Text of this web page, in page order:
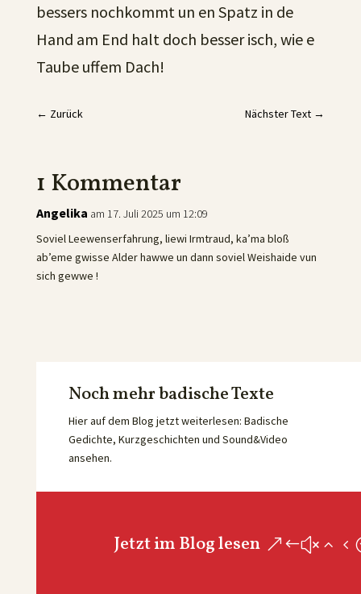
bessers nochkommt un en Spatz in de
Hand am End halt doch besser isch, wie e
Taube uffem Dach!
← Zurück Nächster Text →
1 Kommentar
Angelika am 17. Juli 2025 um 12:09
Soviel Leewenserfahrung, liewi Irmtraud, ka’ma bloß
ab’eme gwisse Alder hawwe un dann soviel Weishaide vun
sich gewwe !
Noch mehr badische Texte
Hier auf dem Blog jetzt weiterlesen: Badische
Gedichte, Kurzgeschichten und Sound&Video
ansehen.
Jetzt im Blog lesen